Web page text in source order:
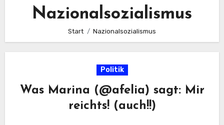
Nazionalsozialismus
Start Nazionalsozialismus
Politik
Was Marina (@afelia) sagt: Mir
reichts! (auch!!)